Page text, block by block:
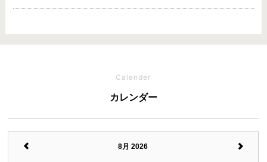
Calender
カレンダー
8月 2026